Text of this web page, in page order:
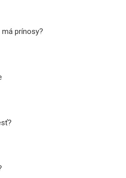
prínosy?